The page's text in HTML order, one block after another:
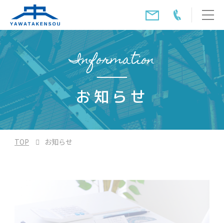
Information
お知らせ
TOP お知らせ